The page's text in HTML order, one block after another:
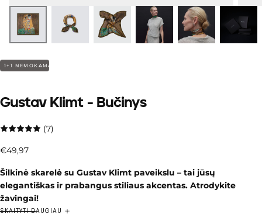
1+1 NEMOKAMAI
Gustav Klimt - Bučinys
(7)
€49,97
Įprasta
€49,97
Šilkinė skarelė su Gustav Klimt paveikslu – tai jūsų
elegantiškas ir prabangus stiliaus akcentas. Atrodykite
žavingai!
Gustav Klimt – vienas žymiausių simbolizmo ir moderno
SKAITYTI DAUGIAU